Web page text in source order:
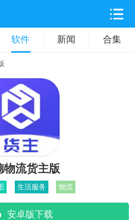
软件 新闻 合集
旅游出行
物流货主版
生活服务 物流
安卓版下载